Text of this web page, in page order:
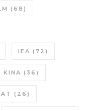
(68)
IEA (72)
KINA (36)
(26)